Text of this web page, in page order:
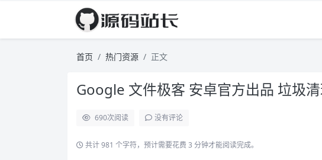
首页 热门资源 正文
Google 文件极客 安卓官方出品 垃圾
690次阅读 没有评论
共计 981 个字符，预计需要花费 3 分钟才能阅读完成。